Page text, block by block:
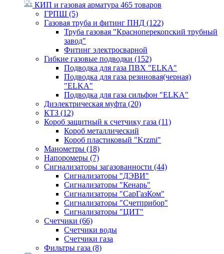
КИП и газовая арматура 465 товаров
ГРПШ (5)
Газовая труба и фитинг ПНД (122)
Труба газовая "Красноперекопский трубный
завод"
Фитинг электросварной
Гибкие газовые подводки (152)
Подводка для газа ПВХ "ELKA"
Подводка для газа резиновая(черная)
"ELKA"
Подводка для газа сильфон "ELKA"
Диэлектрическая муфта (20)
КТЗ (12)
Короб защитный к счетчику газа (11)
Короб металлический
Короб пластиковый "Krzmi"
Манометры (18)
Напоромеры (7)
Сигнализаторы загазованности (44)
Сигнализаторы "ДЭВИ"
Сигнализаторы "Кенарь"
Сигнализаторы "СарГазКом"
Сигнализаторы "Счетприбор"
Сигнализаторы "ЦИТ"
Счетчики (66)
Счетчики воды
Счетчики газа
Фильтры газа (8)